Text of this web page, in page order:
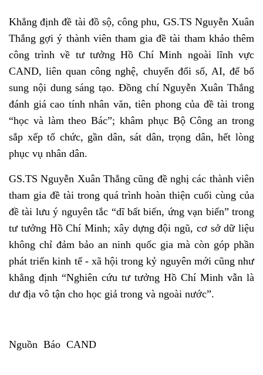
Khẳng định đề tài đồ sộ, công phu, GS.TS Nguyễn Xuân
Thắng gợi ý thành viên tham gia đề tài tham khảo thêm
công trình về tư tưởng Hồ Chí Minh ngoài lĩnh vực
CAND, liên quan công nghệ, chuyển đổi số, AI, để bổ
sung nội dung sáng tạo. Đồng chí Nguyễn Xuân Thắng
đánh giá cao tính nhân văn, tiên phong của đề tài trong
“học và làm theo Bác”; khâm phục Bộ Công an trong
sắp xếp tổ chức, gần dân, sát dân, trọng dân, hết lòng
phục vụ nhân dân.
GS.TS Nguyễn Xuân Thắng cũng đề nghị các thành viên
tham gia đề tài trong quá trình hoàn thiện cuối cùng của
đề tài lưu ý nguyên tắc “dĩ bất biến, ứng vạn biến” trong
tư tưởng Hồ Chí Minh; xây dựng đội ngũ, cơ sở dữ liệu
không chỉ đảm bảo an ninh quốc gia mà còn góp phần
phát triển kinh tế - xã hội trong kỷ nguyên mới cũng như
khẳng định “Nghiên cứu tư tưởng Hồ Chí Minh vẫn là
dư địa vô tận cho học giả trong và ngoài nước”.
Nguồn Báo CAND